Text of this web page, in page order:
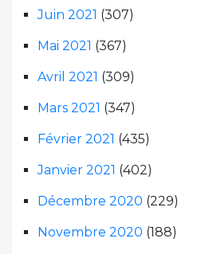
Juin 2021 (307)
Mai 2021 (367)
Avril 2021 (309)
Mars 2021 (347)
Février 2021 (435)
Janvier 2021 (402)
Décembre 2020 (229)
Novembre 2020 (188)